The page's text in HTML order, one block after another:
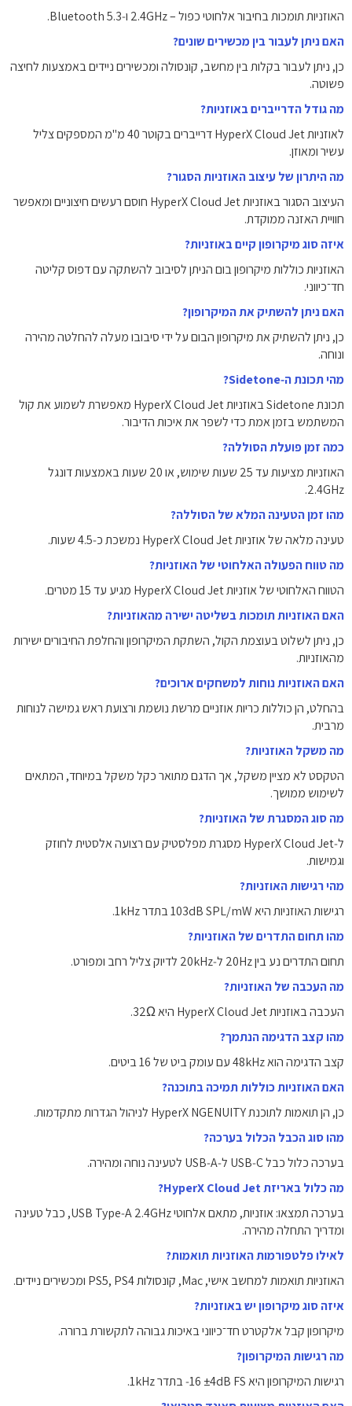
האוזניות תומכות בחיבור אלחוטי כפול – ‎2.4GHz‎ ו‑Bluetooth 5.3.
האם ניתן לעבור בין מכשירים שונים?
כן, ניתן לעבור בקלות בין מחשב, קונסולה ומכשירים ניידים באמצעות לחיצה
פשוטה.
מה גודל הדרייברים באוזניות?
לאוזניות HyperX Cloud Jet דרייברים בקוטר ‎40 מ"מ‎ המספקים צליל
עשיר ומאוזן.
מה היתרון של עיצוב האוזניות הסגור?
העיצוב הסגור באוזניות HyperX Cloud Jet חוסם רעשים חיצוניים ומאפשר
חוויית האזנה ממוקדת.
איזה סוג מיקרופון קיים באוזניות?
האוזניות כוללות מיקרופון בום הניתן לסיבוב להשתקה עם דפוס קליטה
חד־כיווני.
האם ניתן להשתיק את המיקרופון?
כן, ניתן להשתיק את מיקרופון הבום על ידי סיבובו מעלה להחלטה מהירה
ונוחה.
מהי תכונת ה‑Sidetone?
תכונת Sidetone באוזניות HyperX Cloud Jet מאפשרת לשמוע את קול
המשתמש בזמן אמת כדי לשפר את איכות הדיבור.
כמה זמן פועלת הסוללה?
האוזניות מציעות עד ‎25‎ שעות שימוש, או ‎20‎ שעות באמצעות דונגל
‎2.4GHz‎.
מהו זמן הטעינה המלא של הסוללה?
טעינה מלאה של אוזניות HyperX Cloud Jet נמשכת כ‑‎4.5‎ שעות.
מה טווח הפעולה האלחוטי של האוזניות?
הטווח האלחוטי של אוזניות HyperX Cloud Jet מגיע עד ‎15‎ מטרים.
האם האוזניות תומכות בשליטה ישירה מהאוזניות?
כן, ניתן לשלוט בעוצמת הקול, השתקת המיקרופון והחלפת החיבורים ישירות
מהאוזניות.
האם האוזניות נוחות למשחקים ארוכים?
בהחלט, הן כוללות כריות אוזניים מרשת נושמת ורצועת ראש גמישה לנוחות
מרבית.
מה משקל האוזניות?
הטקסט לא מציין משקל, אך הדגם מתואר כקל משקל במיוחד, המתאים
לשימוש ממושך.
מה סוג המסגרת של האוזניות?
ל‑HyperX Cloud Jet מסגרת מפלסטיק עם רצועה אלסטית לחוזק
וגמישות.
מהי רגישות האוזניות?
רגישות האוזניות היא ‎103dB SPL/mW‎ בתדר ‎1kHz‎.
מהו תחום התדרים של האוזניות?
תחום התדרים נע בין ‎20Hz‎ ל‑‎20kHz‎ לדיוק צליל רחב ומפורט.
מה העכבה של האוזניות?
העכבה באוזניות HyperX Cloud Jet היא ‎32Ω‎.
מהו קצב הדגימה הנתמך?
קצב הדגימה הוא ‎48kHz‎ עם עומק ביט של ‎16‎ ביטים.
האם האוזניות כוללות תמיכה בתוכנה?
כן, הן תואמות לתוכנת HyperX NGENUITY לניהול הגדרות מתקדמות.
מהו סוג הכבל הכלול בערכה?
בערכה כלול כבל ‎USB‑C‎ ל‑‎USB‑A‎ לטעינה נוחה ומהירה.
מה כלול באריזת HyperX Cloud Jet?
בערכה תמצאו: אוזניות, מתאם אלחוטי ‎USB Type‑A 2.4GHz‎, כבל טעינה
ומדריך התחלה מהירה.
לאילו פלטפורמות האוזניות תואמות?
האוזניות תואמות למחשב אישי, Mac, קונסולות PS5, PS4 ומכשירים ניידים.
איזה סוג מיקרופון יש באוזניות?
מיקרופון קבל אלקטרט חד־כיווני באיכות גבוהה לתקשורת ברורה.
מה רגישות המיקרופון?
רגישות המיקרופון היא ‎‑16 ±4dB FS‎ בתדר ‎1kHz‎.